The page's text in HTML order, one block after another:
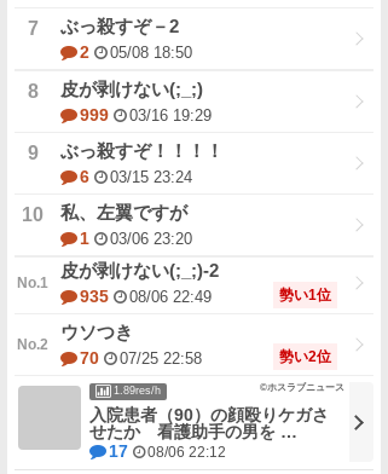
ぶっ殺すぞ－2
2 05/08 18:50
皮が剥けない(;_;)
999 03/16 19:29
ぶっ殺すぞ！！！！
6 03/15 23:24
私、左翼ですが
1 03/06 23:20
皮が剥けない(;_;)-2
935 08/06 22:49 勢い1位
ウソつき
70 07/25 22:58 勢い2位
入院患者（90）の顔殴りケガさ
せたか 看護助手の男を …
17 08/06 22:12
1.89res/h ©ホスラブニュース